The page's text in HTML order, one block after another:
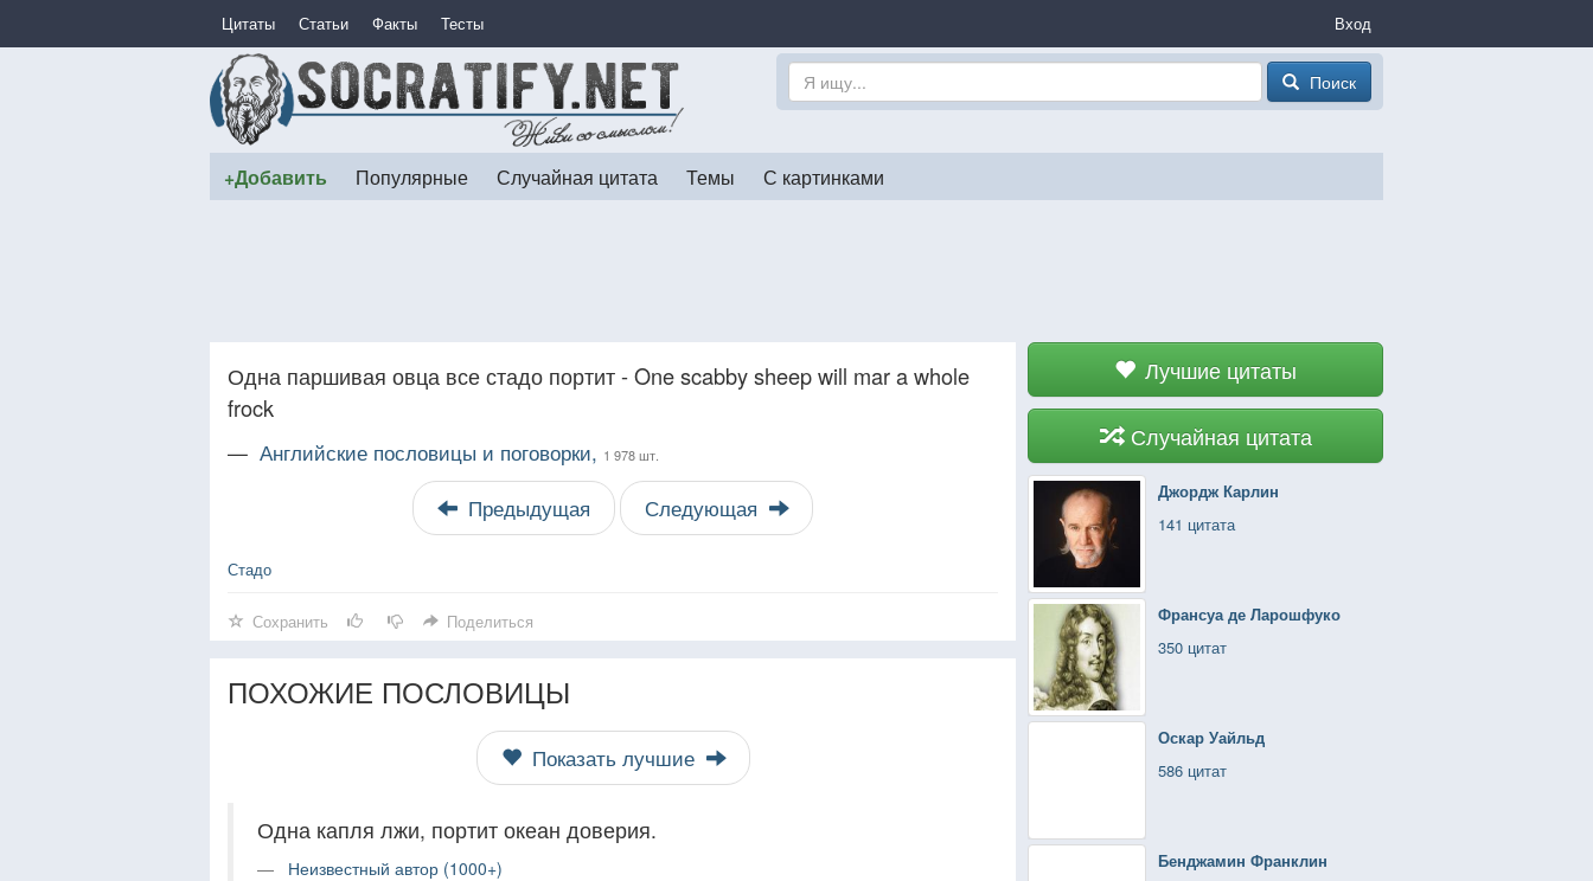
Цитаты Статьи Факты Тесты Вход
Поиск
+Добавить Популярные Случайная цитата Темы С картинками
Лучшие цитаты
Случайная цитата
Джордж Карлин
141 цитата
Франсуа де Ларошфуко
350 цитат
Оскар Уайльд
586 цитат
Бенджамин Франклин
Одна паршивая овца все стадо портит - One scabby sheep will mar a whole
frock
— Английские пословицы и поговорки, 1 978 шт.
Предыдущая Следующая
Стадо
Сохранить Поделиться
ПОХОЖИЕ ПОСЛОВИЦЫ
Показать лучшие
Одна капля лжи, портит океан доверия.
Неизвестный автор (1000+)